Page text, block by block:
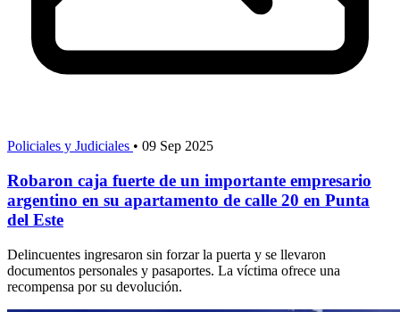
Policiales y Judiciales • 09 Sep 2025
Robaron caja fuerte de un importante empresario
argentino en su apartamento de calle 20 en Punta
del Este
Delincuentes ingresaron sin forzar la puerta y se llevaron
documentos personales y pasaportes. La víctima ofrece una
recompensa por su devolución.